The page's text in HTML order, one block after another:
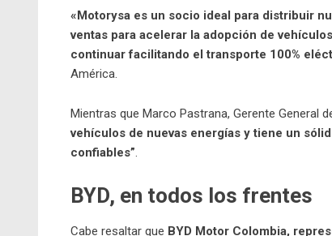
«Motorysa es un socio ideal para distribuir
ventas para acelerar la adopción de
continuar facilitando el transporte 100%
América.
Mientras que Marco Pastrana, Gerente General
vehículos de nuevas energías y tiene un
confiables”.
BYD, en todos los frentes
Cabe resaltar que BYD Motor Colombia,